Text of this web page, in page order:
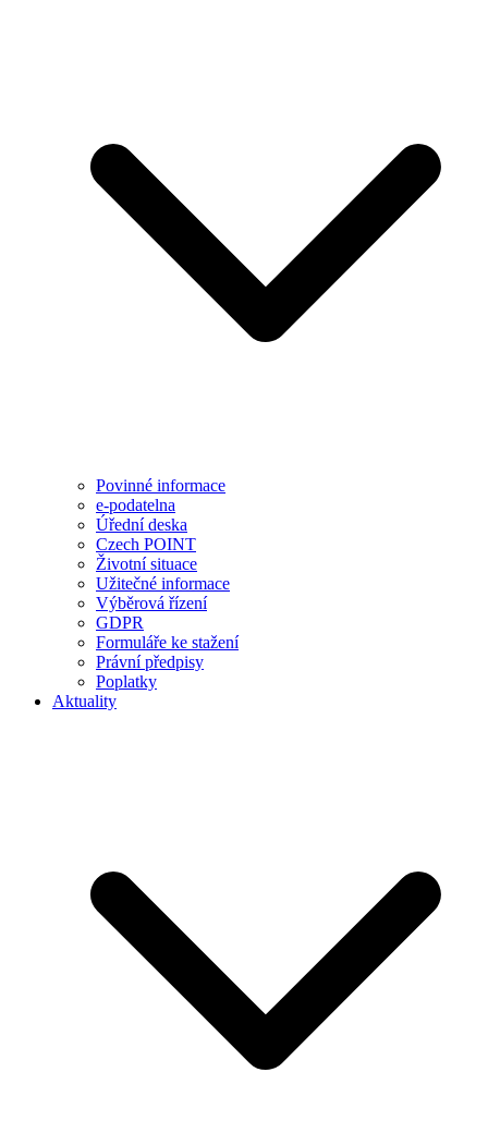
Povinné informace
e-podatelna
Úřední deska
Czech POINT
Životní situace
Užitečné informace
Výběrová řízení
GDPR
Formuláře ke stažení
Právní předpisy
Poplatky
Aktuality